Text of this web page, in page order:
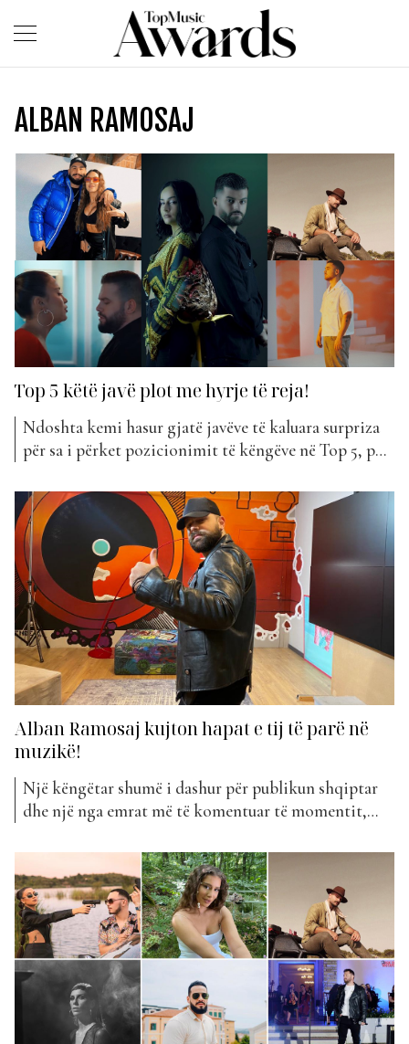
ALBAN RAMOSAJ
Top 5 këtë javë plot me hyrje të reja!
Ndoshta kemi hasur gjatë javëve të kaluara surpriza
për sa i përket pozicionimit të këngëve në Top 5, por
ka ardhur me disa hyrje të reja. E ndërsa vendi i parë
nuk ka pasur asnjë ndryshim nga java e...
Alban Ramosaj kujton hapat e tij të parë në
muzikë!
Një këngëtar shumë i dashur për publikun shqiptar
dhe një nga emrat më të komentuar të momentit,
Albania Radio për hapat e tij të parë në muzikë. Ai
kujton fillimet e tij në fushën e muzikës, duke na
zbuluar se e...